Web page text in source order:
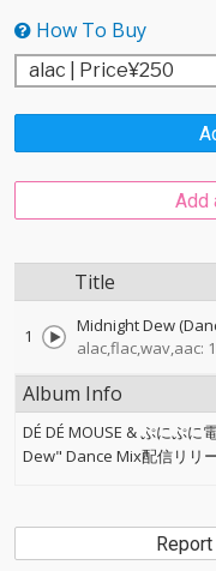
How To Buy
Add
Title
1
Midnight Dew
alac,flac,wav,aac:
Album Info
DÉ DÉ MOUSE & ぷにぷ
Dew" Dance Mix配信リリ